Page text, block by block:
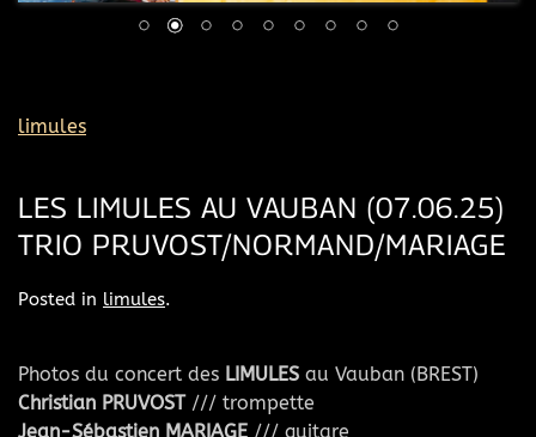
limules
LES LIMULES AU VAUBAN (07.06.25)
TRIO PRUVOST/NORMAND/MARIAGE
Posted in limules.
Photos du concert des LIMULES au Vauban (BREST)
Christian PRUVOST/// trompette
Jean-Sébastien MARIAGE /// guitare